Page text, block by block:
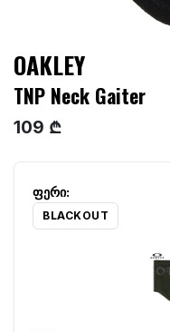
OAKLEY
TNP Neck Gaiter
109 ₾
BLACKOUT